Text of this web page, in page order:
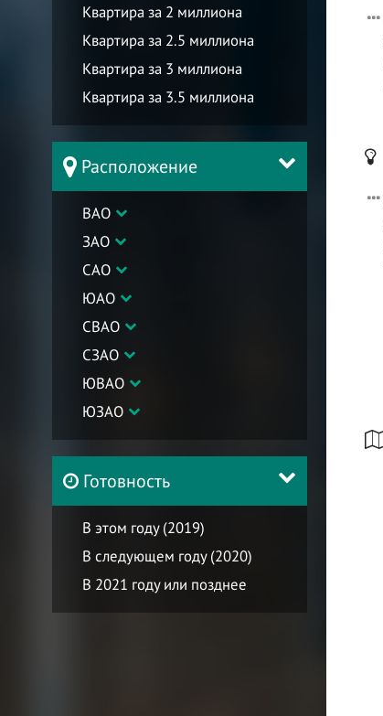
Квартира за 2 миллиона
Квартира за 2.5 миллиона
Квартира за 3 миллиона
Квартира за 3.5 миллиона
Расположение
ВАО
ЗАО
САО
ЮАО
СВАО
СЗАО
ЮВАО
ЮЗАО
Готовность
В этом году (2019)
В следующем году (2020)
В 2021 году или позднее